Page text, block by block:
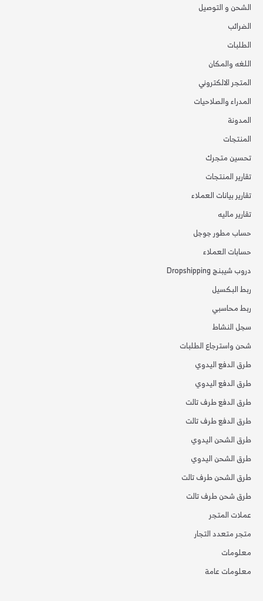
الشحن و التوصيل
الضرائب
الطلبات
اللغه والمكان
المتجر الالكتروني
المدراء والصلاحيات
المدونة
المنتجات
تحسين متجرك
تقارير المنتجات
تقارير بيانات العملاء
تقارير ماليه
حساب مطور جوجل
حسابات العملاء
دروب شيبنج Dropshipping
ربط البكسيل
ربط محاسبي
سجل النشاط
شحن واسترجاع الطلبات
طرق الدفع اليدوي
طرق الدفع اليدوي
طرق الدفع طرف تالت
طرق الدفع طرف تالت
طرق الشحن اليدوي
طرق الشحن اليدوي
طرق الشحن طرف تالت
طرق شحن طرف تالت
عملات المتجر
متجر متعدد التجار
معلومات
معلومات عامة